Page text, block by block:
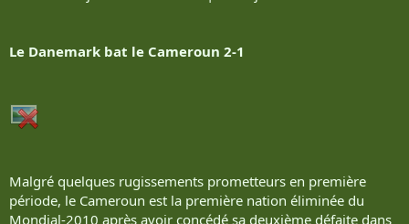
Le Danemark bat le Cameroun 2-1
Malgré quelques rugissements prometteurs en première
période, le Cameroun est la première nation éliminée du
Mondial-2010 après avoir concédé sa deuxième défaite dans